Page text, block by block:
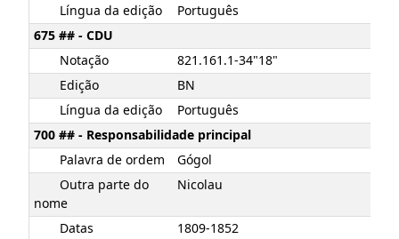
Língua da edição
Português
675 ## - CDU
Notação
821.161.1-34"18"
Edição
BN
Língua da edição
Português
700 ## - Responsabilidade principal
Palavra de ordem
Gógol
Outra parte do
nome
Nicolau
Datas
1809-1852